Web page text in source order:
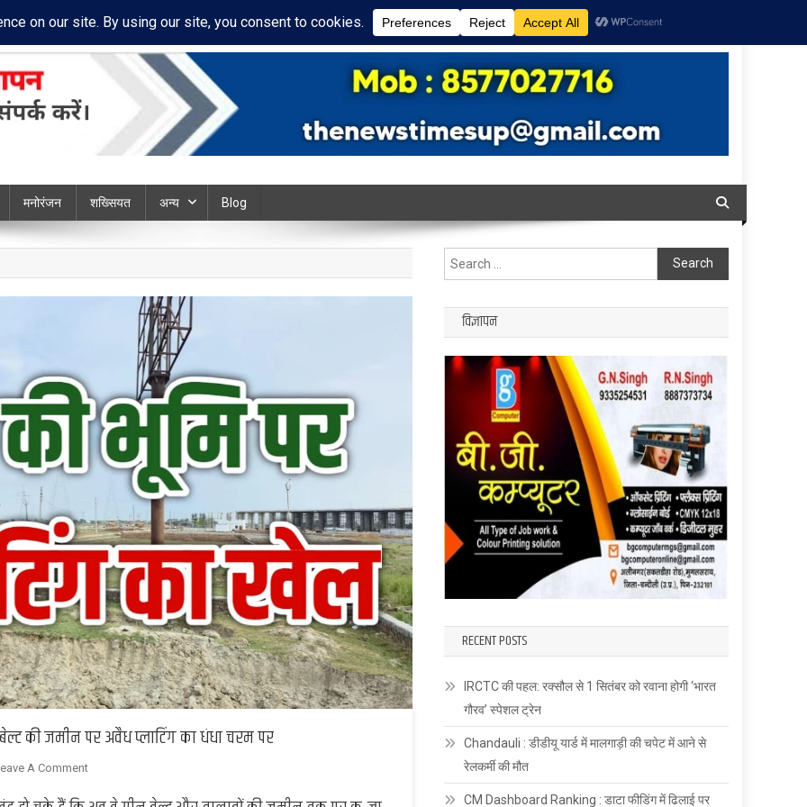
Policy Disclaimer
chandauli
मनोरंजन शख्सियत अन्य Blog
की जमीन पर अवैध प्लाटिंग का धंधा चरम पर
A CommentOn
Search
for:
विज्ञापन
RECENT POSTS
IRCTC की पहल: रक्सौल से 1 सितंबर को रवाना होगी ‘भारत
गौरव’ स्पेशल ट्रेन
Chandauli : डीडीयू यार्ड में मालगाड़ी की चपेट में आने से
रेलकर्मी की मौत
CM Dashboard Ranking : डाटा फीडिंग में ढिलाई पर